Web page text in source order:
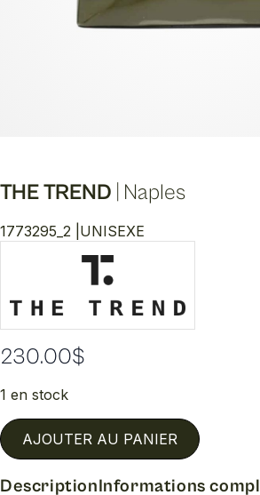
THE TREND Naples
1773295_2 | UNISEXE
230.00$
1 en stock
AJOUTER AU PANIER
DescriptionInformations